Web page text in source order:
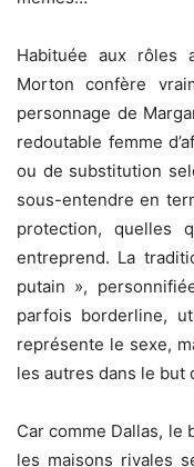
Habituée aux rôles
Morton confère
personnage de
redoutable femme
ou de substitution
sous-entendre en
protection, quelles
entreprend. La
putain »,
parfois borderline,
représente le sexe,
les autres dans le but
Car comme Dallas, le
les maisons rivales